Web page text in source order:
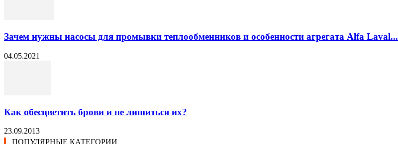
Зачем нужны насосы для промывки теплообменников и особенности агрегата Alfa Laval...
04.05.2021
Как обесцветить брови и не лишиться их?
23.09.2013
ПОПУЛЯРНЫЕ КАТЕГОРИИ